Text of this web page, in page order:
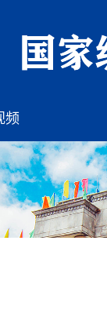
频